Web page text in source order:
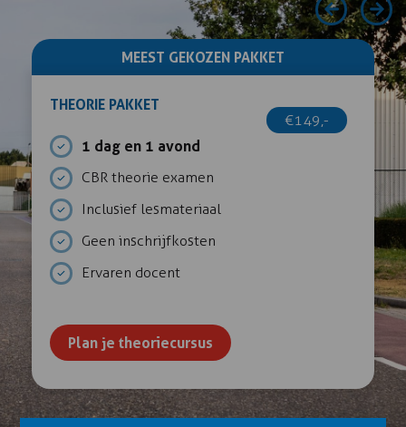
MEEST GEKOZEN PAKKET
THEORIE PAKKET
€149,-
1 dag en 1 avond
CBR theorie examen
Inclusief lesmateriaal
Geen inschrijfkosten
Ervaren docent
Plan je theoriecursus